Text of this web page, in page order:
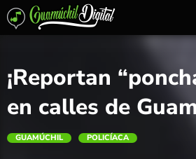
¡Reportan
en calles de
GUAMÚCHIL POLICÍACA